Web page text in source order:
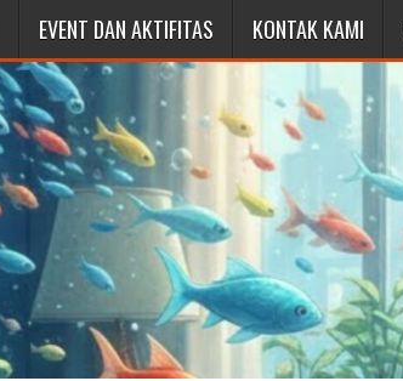
EVENT DAN AKTIFITAS KONTAK KAMI